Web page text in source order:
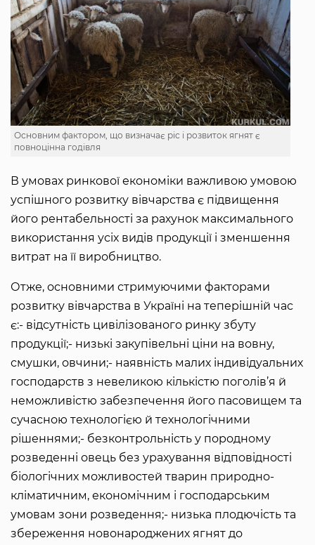
Основним фактором, що визначає ріс і розвиток ягнят є
повноцінна годівля
В умовах ринкової економіки важливою умовою
успішного розвитку вівчарства є підвищення
його рентабельності за рахунок максимального
використання усіх видів продукції і зменшення
витрат на її виробництво.
Отже, основними стримуючими факторами
розвитку вівчарства в Україні на теперішній час
є:- відсутність цивілізованого ринку збуту
продукції;- низькі закупівельні ціни на вовну,
смушки, овчини;- наявність малих індивідуальних
господарств з невеликою кількістю поголів’я й
неможливістю забезпечення його пасовищем та
сучасною технологією й технологічними
рішеннями;- безконтрольність у породному
розведенні овець без урахування відповідності
біологічних можливостей тварин природно-
кліматичним, економічним і господарським
умовам зони розведення;- низька плодючість та
збереження новонароджених ягнят до